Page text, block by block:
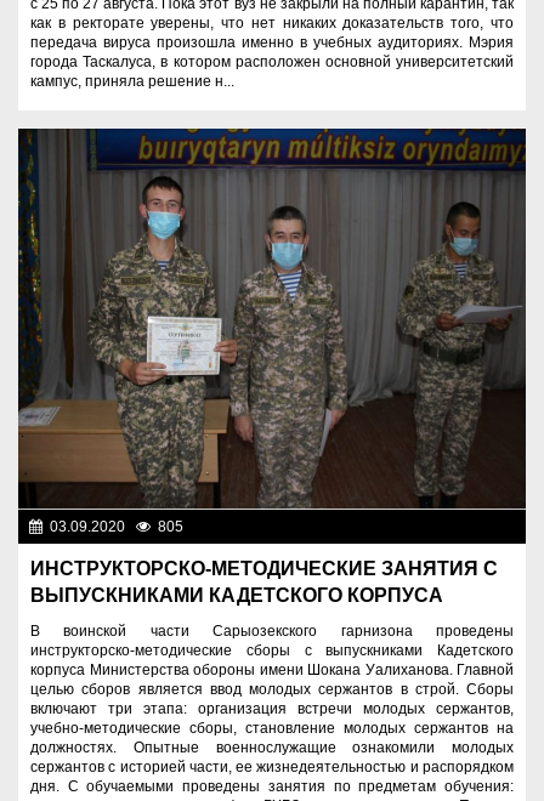
с 25 по 27 августа. Пока этот вуз не закрыли на полный карантин, так
как в ректорате уверены, что нет никаких доказательств того, что
передача вируса произошла именно в учебных аудиториях. Мэрия
города Таскалуса, в котором расположен основной университетский
кампус, приняла решение н...
03.09.2020 805
ИНСТРУКТОРСКО-МЕТОДИЧЕСКИЕ ЗАНЯТИЯ С
ВЫПУСКНИКАМИ КАДЕТСКОГО КОРПУСА
В воинской части Сарыозекского гарнизона проведены
инструкторско-методические сборы с выпускниками Кадетского
корпуса Министерства обороны имени Шокана Уалиханова. Главной
целью сборов является ввод молодых сержантов в строй. Сборы
включают три этапа: организация встречи молодых сержантов,
учебно-методические сборы, становление молодых сержантов на
должностях. Опытные военнослужащие ознакомили молодых
сержантов с историей части, ее жизнедеятельностью и распорядком
дня. С обучаемыми проведены занятия по предметам обучения: